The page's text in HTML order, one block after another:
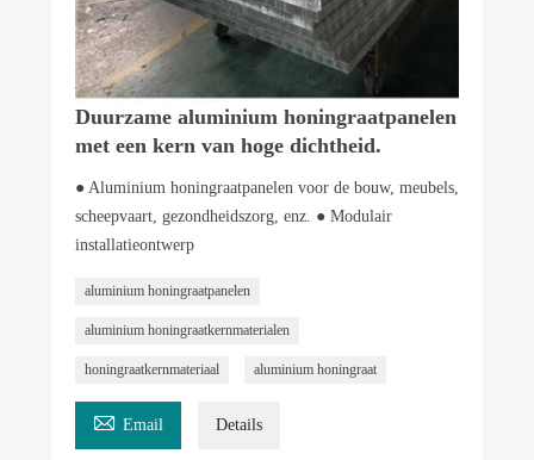
Duurzame aluminium honingraatpanelen
met een kern van hoge dichtheid.
● Aluminium honingraatpanelen voor de bouw, meubels,
scheepvaart, gezondheidszorg, enz. ● Modulair
installatieontwerp
aluminium honingraatpanelen
aluminium honingraatkernmaterialen
honingraatkernmateriaal aluminium honingraat
 Email Details